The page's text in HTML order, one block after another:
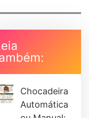
Chocadeira
Automática